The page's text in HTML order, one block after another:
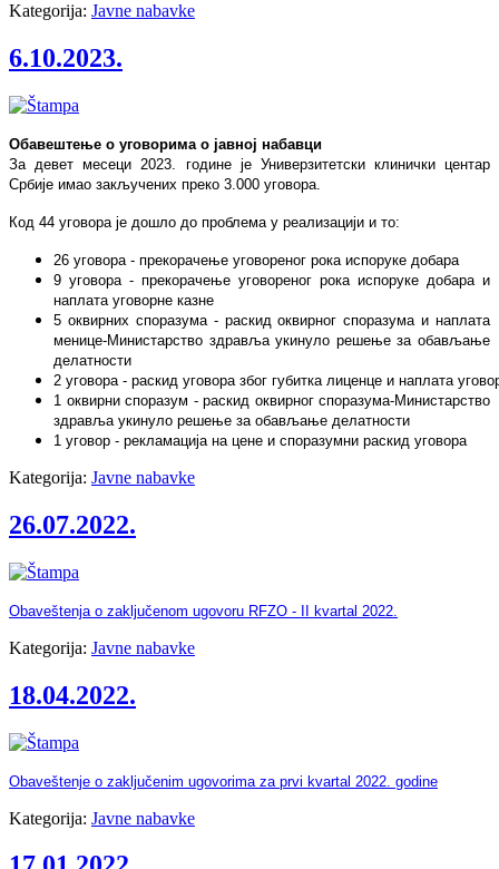
Kategorija: Javne nabavke
6.10.2023.
Обавештење о уговорима о јавној набавци
За девет месеци 2023. године је Универзитетски клинички центар
Србије имао закључених преко 3.000 уговора.
Код 44 уговора је дошло до проблема у реализацији и то:
26 уговора - прекорачење уговореног рока испоруке добара
9 уговора - прекорачење уговореног рока испоруке добара и
наплата уговорне казне
5 оквирних споразума - раскид оквирног споразума и наплата
менице-Министарство здравља укинуло решење за обављање
делатности
2 уговора - раскид уговора због губитка лиценце и наплата
1 оквирни споразум - раскид оквирног споразума-Министарство
здравља укинуло решење за обављање делатности
1 уговор - рекламација на цене и споразумни раскид уговора
Kategorija: Javne nabavke
26.07.2022.
Obaveštenja o zaključenom ugovoru RFZO - II kvartal 2022.
Kategorija: Javne nabavke
18.04.2022.
Obaveštenje o zaklјučenim ugovorima za prvi kvartal 2022. godine
Kategorija: Javne nabavke